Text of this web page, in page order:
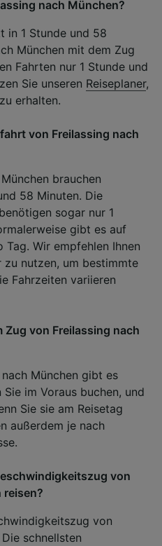
nach München?
in 1 Stunde und 58
München mit dem Zug
Fahrten nur 1 Stunde und
Sie unseren Reiseplaner,
erhalten.
von Freilassing nach
brauchen
58 Minuten. Die
sogar nur 1
gibt es auf
Wir empfehlen Ihnen
zu nutzen, um bestimmte
Fahrzeiten variieren
Zug von Freilassing nach
München gibt es
im Voraus buchen, und
Sie sie am Reisetag
außerdem je nach
von
reisen?
von
schnellsten